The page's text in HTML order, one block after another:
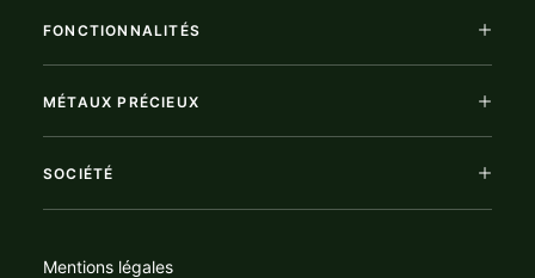
FONCTIONNALITÉS
MÉTAUX PRÉCIEUX
SOCIÉTÉ
Mentions légales